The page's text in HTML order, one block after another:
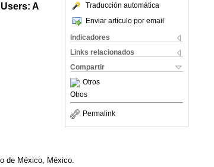
Traducción automática
Enviar artículo por email
Indicadores
Links relacionados
Compartir
Otros
Otros
Permalink
A
de México, México.